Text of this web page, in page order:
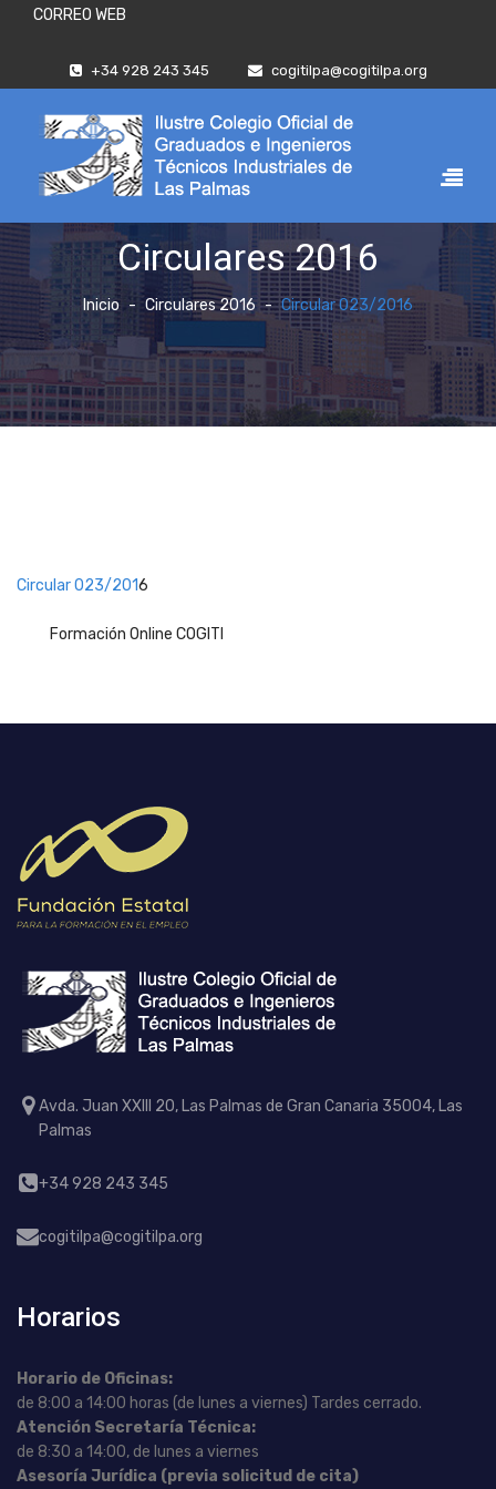
CORREO WEB
+34 928 243 345 cogitilpa@cogitilpa.org
Circulares 2016
Inicio Circulares 2016 Circular 023/2016
Circular 023/2016
Formación Online COGITI
Avda. Juan XXIII 20, Las Palmas de Gran Canaria 35004, Las
Palmas
+34 928 243 345
cogitilpa@cogitilpa.org
Horarios
Horario de Oficinas:
de 8:00 a 14:00 horas (de lunes a viernes) Tardes cerrado.
Atención Secretaría Técnica:
de 8:30 a 14:00, de lunes a viernes
Asesoría Jurídica (previa solicitud de cita)